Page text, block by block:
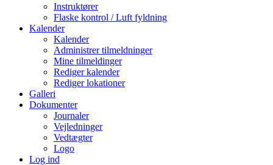
Instruktører
Flaske kontrol / Luft fyldning
Kalender
Kalender
Administrer tilmeldninger
Mine tilmeldinger
Rediger kalender
Rediger lokationer
Galleri
Dokumenter
Journaler
Vejledninger
Vedtægter
Logo
Log ind